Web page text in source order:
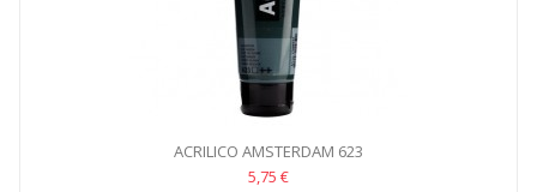
ACRILICO AMSTERDAM 623
5,75 €